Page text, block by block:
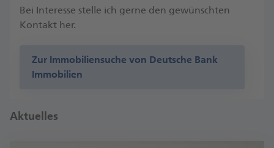
Bei Interesse stelle ich gerne den gewünschten
Kontakt her.
Zur Immobiliensuche von Deutsche Bank
Immobilien
Aktuelles